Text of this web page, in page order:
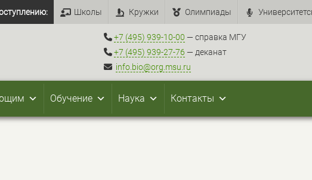
Школы Кружки Олимпиады
+7 (495) 939-10-00 — справка МГУ
+7 (495) 939-27-76 — деканат
info.bio@org.msu.ru
Обучение Наука Контакты